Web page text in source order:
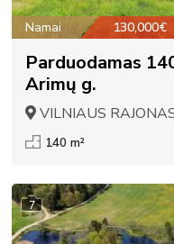
Namai 130,000€
Parduodamas
Arimų g.
VILNIAUS
140 m²
7